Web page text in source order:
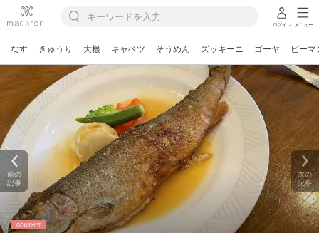
ログイン メニュー
なす きゅうり 大根 キャベツ そうめん ズッキーニ ゴーヤ ピーマ
前の
記事
次の
記事